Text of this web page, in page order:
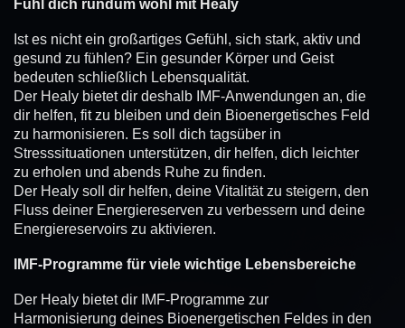
Fühl dich rundum wohl mit Healy
Ist es nicht ein großartiges Gefühl, sich stark, aktiv und
gesund zu fühlen? Ein gesunder Körper und Geist
bedeuten schließlich Lebensqualität.
Der Healy bietet dir deshalb IMF-Anwendungen an, die
dir helfen, fit zu bleiben und dein Bioenergetisches Feld
zu harmonisieren. Es soll dich tagsüber in
Stresssituationen unterstützen, dir helfen, dich leichter
zu erholen und abends Ruhe zu finden.
Der Healy soll dir helfen, deine Vitalität zu steigern, den
Fluss deiner Energiereserven zu verbessern und deine
Energiereservoirs zu aktivieren.
IMF-Programme für viele wichtige Lebensbereiche
Der Healy bietet dir IMF-Programme zur
Harmonisierung deines Bioenergetischen Feldes in den